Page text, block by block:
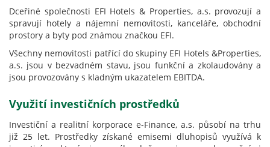
Dceřiné společnosti EFI Hotels & Properties, a.s. provozují a
spravují hotely a nájemní nemovitosti, kanceláře, obchodní
prostory a byty pod známou značkou EFI.
Všechny nemovitosti patřící do skupiny EFI Hotels &Properties,
a.s. jsou v bezvadném stavu, jsou funkční a zkolaudovány a
jsou provozovány s kladným ukazatelem EBITDA.
Využití investičních prostředků
Investiční a realitní korporace e-Finance, a.s. působí na trhu
již 25 let. Prostředky získané emisemi dluhopisů využívá k